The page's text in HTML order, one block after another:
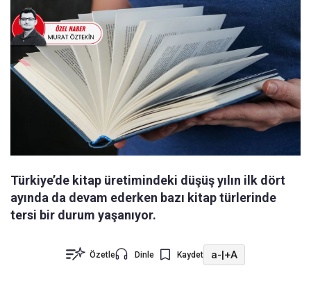
Türkiye’de kitap üretimindeki düşüş yılın ilk dört
ayında da devam ederken bazı kitap türlerinde
tersi bir durum yaşanıyor.
Özetle Dinle Kaydet a-|+A